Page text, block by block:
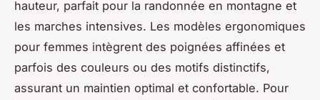
hauteur, parfait pour la randonnée en montagne et
les marches intensives. Les modèles ergonomiques
pour femmes intègrent des poignées affinées et
parfois des couleurs ou des motifs distinctifs,
assurant un maintien optimal et confortable. Pour